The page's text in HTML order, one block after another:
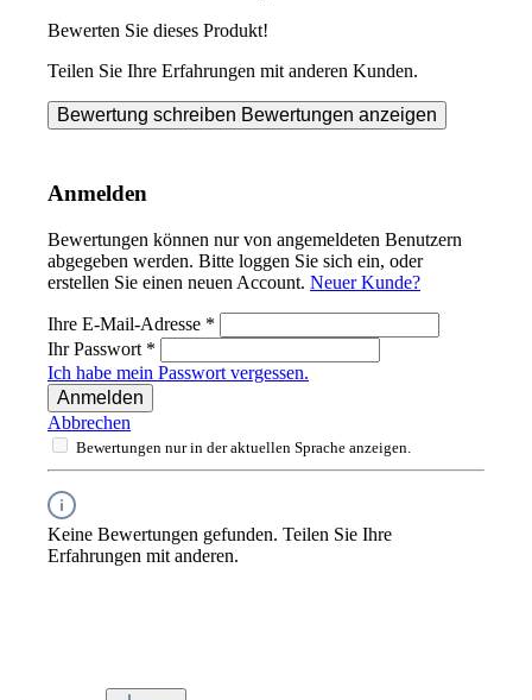
Bewerten Sie dieses Produkt!
Teilen Sie Ihre Erfahrungen mit anderen Kunden.
Bewertung schreiben Bewertungen anzeigen
Anmelden
Bewertungen können nur von angemeldeten Benutzern
abgegeben werden. Bitte loggen Sie sich ein, oder
erstellen Sie einen neuen Account. Neuer Kunde?
Ihre E-Mail-Adresse *
Ihr Passwort *
Ich habe mein Passwort vergessen.
Anmelden
Abbrechen
Bewertungen nur in der aktuellen Sprache anzeigen.
Keine Bewertungen gefunden. Teilen Sie Ihre
Erfahrungen mit anderen.